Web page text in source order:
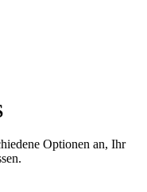
Optionen an, Ihr